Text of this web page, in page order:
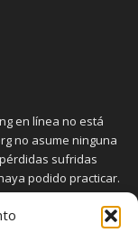
en línea no está
no asume ninguna
sufridas
podido practicar.
implica riesgos
riesgos, que